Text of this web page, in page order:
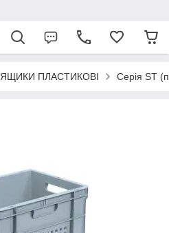
ЯЩИКИ ПЛАСТИКОВІ Серія ST